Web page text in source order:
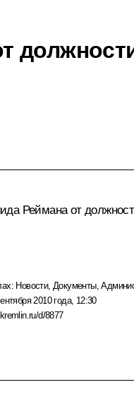
Рейманаот
Новости,Документы,
2010 года, 12:30
kremlin.ru/d/8877